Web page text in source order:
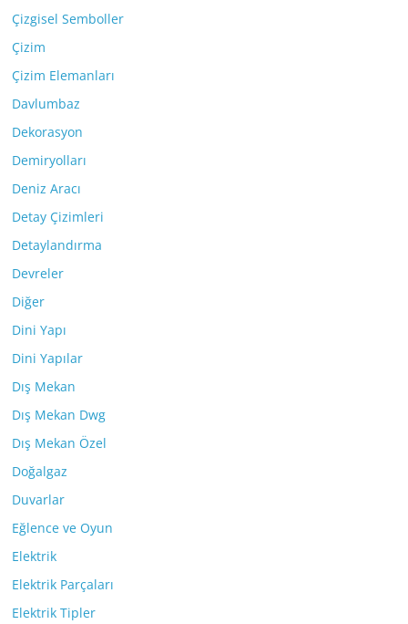
Çizgisel Semboller
Çizim
Çizim Elemanları
Davlumbaz
Dekorasyon
Demiryolları
Deniz Aracı
Detay Çizimleri
Detaylandırma
Devreler
Diğer
Dini Yapı
Dini Yapılar
Dış Mekan
Dış Mekan Dwg
Dış Mekan Özel
Doğalgaz
Duvarlar
Eğlence ve Oyun
Elektrik
Elektrik Parçaları
Elektrik Tipler